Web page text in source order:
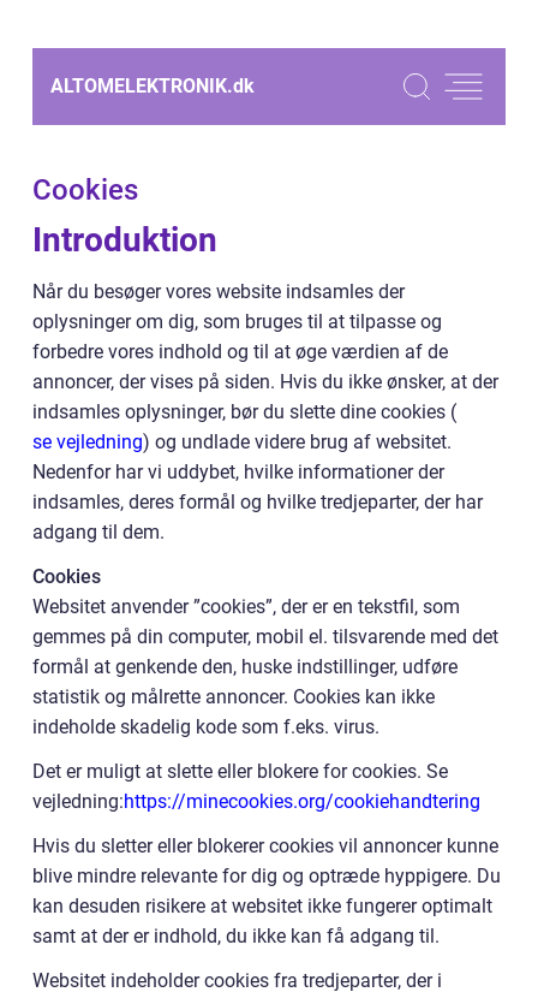
ALTOMELEKTRONIK.dk
Cookies
Introduktion
Når du besøger vores website indsamles der
oplysninger om dig, som bruges til at tilpasse og
forbedre vores indhold og til at øge værdien af de
annoncer, der vises på siden. Hvis du ikke ønsker, at der
indsamles oplysninger, bør du slette dine cookies (
se vejledning) og undlade videre brug af websitet.
Nedenfor har vi uddybet, hvilke informationer der
indsamles, deres formål og hvilke tredjeparter, der har
adgang til dem.
Cookies
Websitet anvender ”cookies”, der er en tekstfil, som
gemmes på din computer, mobil el. tilsvarende med det
formål at genkende den, huske indstillinger, udføre
statistik og målrette annoncer. Cookies kan ikke
indeholde skadelig kode som f.eks. virus.
Det er muligt at slette eller blokere for cookies. Se
vejledning:https://minecookies.org/cookiehandtering
Hvis du sletter eller blokerer cookies vil annoncer kunne
blive mindre relevante for dig og optræde hyppigere. Du
kan desuden risikere at websitet ikke fungerer optimalt
samt at der er indhold, du ikke kan få adgang til.
Websitet indeholder cookies fra tredjeparter, der i